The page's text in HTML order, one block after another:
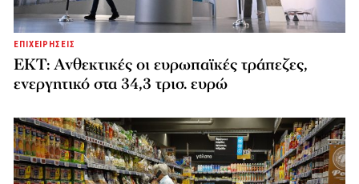
ΕΠΙΧΕΙΡΗΣΕΙΣ
ΕΚΤ: Ανθεκτικές οι ευρωπαϊκές τράπεζες,
ενεργητικό στα 34,3 τρισ. ευρώ